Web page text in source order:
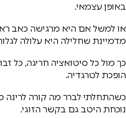
באופן עצמאי.
או למשל אם היא מרגישה כאב
מדמיינת שחלילה היא עלולה
כך מול כל סיטואציה חריגה, כל
הופכת לטרגדיה.
כשהתחלתי לברר מה קורה
נוכחת היטב גם בקשר הזוגי.